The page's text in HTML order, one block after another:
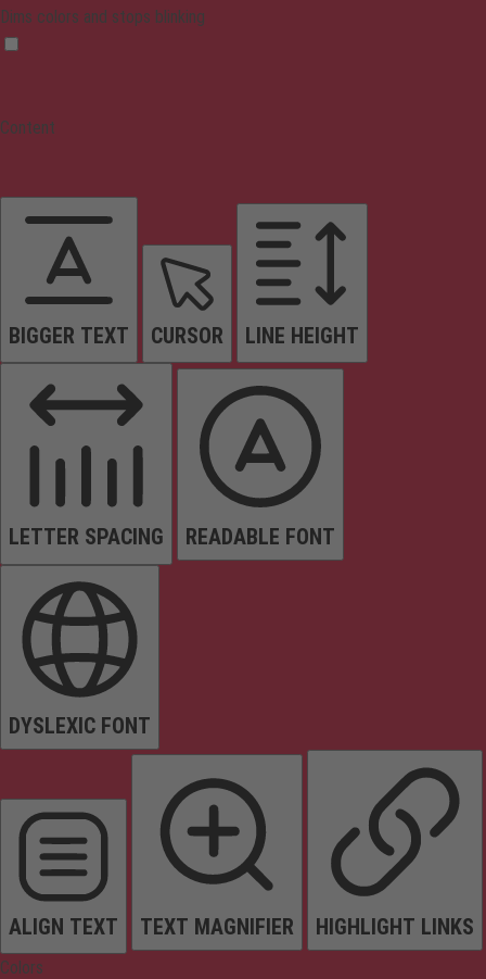
Dims colors and stops blinking
Content
BIGGER TEXT CURSOR LINE HEIGHT
LETTER SPACING READABLE FONT
DYSLEXIC FONT
ALIGN TEXT TEXT MAGNIFIER HIGHLIGHT LINKS
Colors